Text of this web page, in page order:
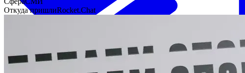
Откуда пришлиRocket.Chat